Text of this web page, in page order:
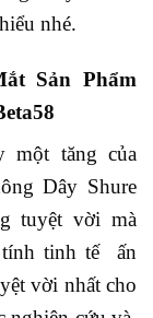
nhé.
Sản Phẩm
một tăng của
Dây Shure
tuyệt vời mà
tính tinh tế ấn
vời nhất cho